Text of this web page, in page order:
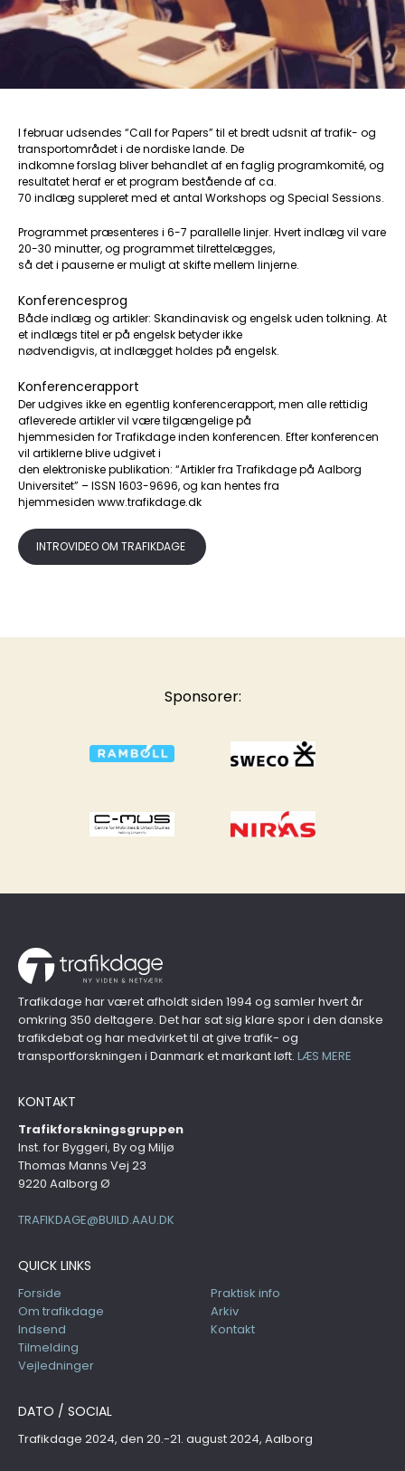
I februar udsendes “Call for Papers” til et bredt udsnit af trafik- og
transportområdet i de nordiske lande. De
indkomne forslag bliver behandlet af en faglig programkomité, og
resultatet heraf er et program bestående af ca.
70 indlæg suppleret med et antal Workshops og Special Sessions.
Programmet præsenteres i 6-7 parallelle linjer. Hvert indlæg vil vare
20-30 minutter, og programmet tilrettelægges,
så det i pauserne er muligt at skifte mellem linjerne.
Konferencesprog
Både indlæg og artikler: Skandinavisk og engelsk uden tolkning. At
et indlægs titel er på engelsk betyder ikke
nødvendigvis, at indlægget holdes på engelsk.
Konferencerapport
Der udgives ikke en egentlig konferencerapport, men alle rettidig
afleverede artikler vil være tilgængelige på
hjemmesiden for Trafikdage inden konferencen. Efter konferencen
vil artiklerne blive udgivet i
den elektroniske publikation: “Artikler fra Trafikdage på Aalborg
Universitet” – ISSN 1603-9696, og kan hentes fra
hjemmesiden www.trafikdage.dk
INTROVIDEO OM TRAFIKDAGE
Sponsorer:
Trafikdage har været afholdt siden 1994 og samler hvert år
omkring 350 deltagere. Det har sat sig klare spor i den danske
trafikdebat og har medvirket til at give trafik- og
transportforskningen i Danmark et markant løft. LÆS MERE
KONTAKT
Trafikforskningsgruppen
Inst. for Byggeri, By og Miljø
Thomas Manns Vej 23
9220 Aalborg Ø
TRAFIKDAGE@BUILD.AAU.DK
QUICK LINKS
Forside
Om trafikdage
Indsend
Tilmelding
Vejledninger
Praktisk info
Arkiv
Kontakt
DATO / SOCIAL
Trafikdage 2024, den 20.-21. august 2024, Aalborg